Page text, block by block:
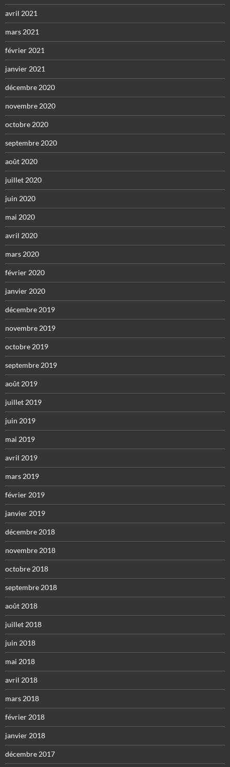
avril 2021
mars 2021
février 2021
janvier 2021
décembre 2020
novembre 2020
octobre 2020
septembre 2020
août 2020
juillet 2020
juin 2020
mai 2020
avril 2020
mars 2020
février 2020
janvier 2020
décembre 2019
novembre 2019
octobre 2019
septembre 2019
août 2019
juillet 2019
juin 2019
mai 2019
avril 2019
mars 2019
février 2019
janvier 2019
décembre 2018
novembre 2018
octobre 2018
septembre 2018
août 2018
juillet 2018
juin 2018
mai 2018
avril 2018
mars 2018
février 2018
janvier 2018
décembre 2017